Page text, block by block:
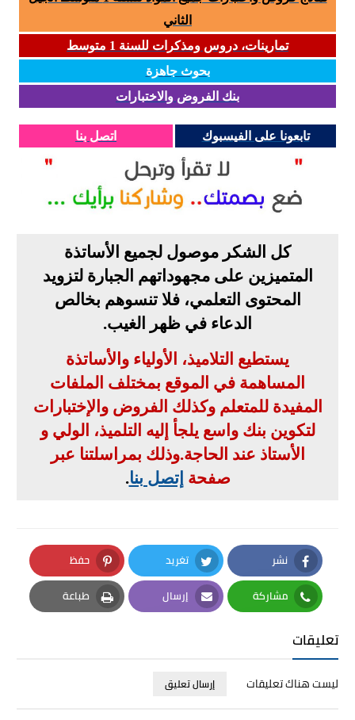
الثاني
تمارينات، دروس ومذكرات للسنة 1 متوسط
بحوث جاهزة
بنك الفروض والاختبارات
تابعونا على الفيسبوك اتصل بنا
كل الشكر موصول لجميع الأساتذة
المتميزين على مجهوداتهم الجبارة لتزويد
المحتوى التعلمي، فلا تنسوهم بخالص
الدعاء في ظهر الغيب.
يستطيع التلاميذ، الأولياء والأساتذة
المساهمة في الموقع بمختلف الملفات
المفيدة للمتعلم وكذلك الفروض والإختبارات
لتكوين بنك واسع يلجأ إليه التلميذ، الولي و
الأستاذ عند الحاجة.وذلك بمراسلتنا عبر
صفحة إتصل بنا.
نشر
Facebook
تغريد
Twitter
حفظ
Pinterest
مشاركة
Whatsapp
إرسال
Email
طباعة
Print
تعليقات
ليست هناك تعليقات إرسال تعليق